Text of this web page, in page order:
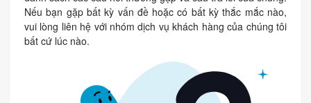
Nếu bạn gặp bất kỳ vấn đề hoặc có bất kỳ thắc mắc nào,
vui lòng liên hệ với nhóm dịch vụ khách hàng của chúng tôi
bất cứ lúc nào.